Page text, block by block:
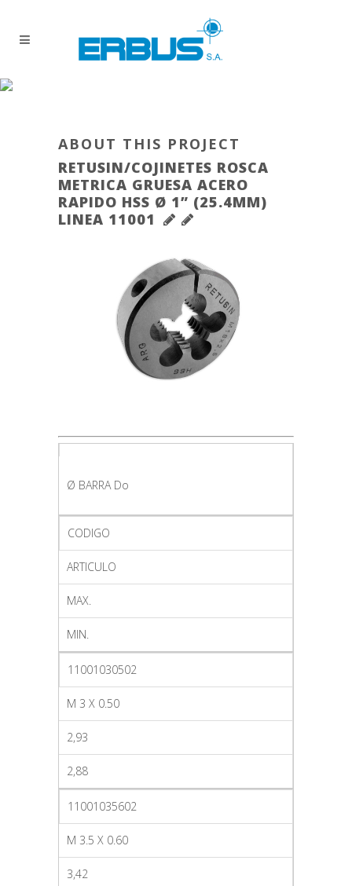
ABOUT THIS PROJECT
RETUSIN/COJINETES ROSCA
METRICA GRUESA ACERO
RAPIDO HSS Ø 1” (25.4MM)
LINEA 11001
Ø BARRA Do
CODIGO
ARTICULO
MAX.
MIN.
11001030502
M 3 X 0.50
2,93
2,88
11001035602
M 3.5 X 0.60
3,42